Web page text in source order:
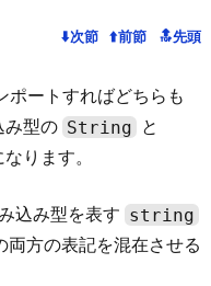
ポートすればどちらも
み型の String と
ります。
込み型を表す string
両方の表記を混在させる